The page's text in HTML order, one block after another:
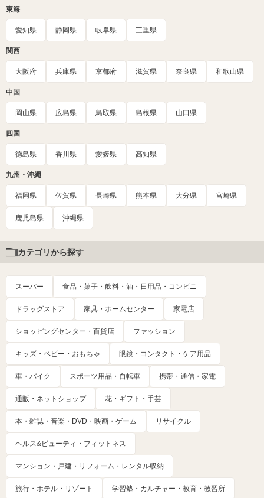
東海
愛知県 静岡県 岐阜県 三重県
関西
大阪府 兵庫県 京都府 滋賀県 奈良県 和歌山県
中国
岡山県 広島県 鳥取県 島根県 山口県
四国
徳島県 香川県 愛媛県 高知県
九州・沖縄
福岡県 佐賀県 長崎県 熊本県 大分県 宮崎県
鹿児島県 沖縄県
カテゴリから探す
スーパー 食品・菓子・飲料・酒・日用品・コンビニ
ドラッグストア 家具・ホームセンター 家電店
ショッピングセンター・百貨店 ファッション
キッズ・ベビー・おもちゃ 眼鏡・コンタクト・ケア用品
車・バイク スポーツ用品・自転車 携帯・通信・家電
通販・ネットショップ 花・ギフト・手芸
本・雑誌・音楽・DVD・映画・ゲーム リサイクル
ヘルス&ビューティ・フィットネス
マンション・戸建・リフォーム・レンタル収納
旅行・ホテル・リゾート 学習塾・カルチャー・教育・教習所